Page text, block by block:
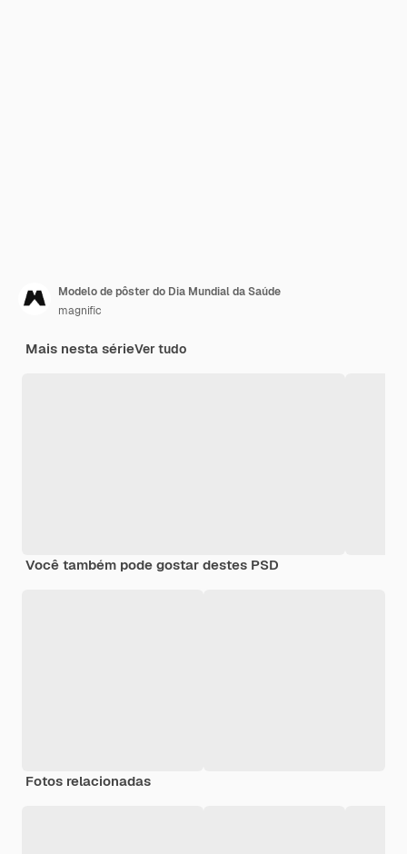
Modelo de pôster do Dia Mundial da Saúde
magnific
Mais nesta sérieVer tudo
Você também pode gostar destes PSD
Fotos relacionadas